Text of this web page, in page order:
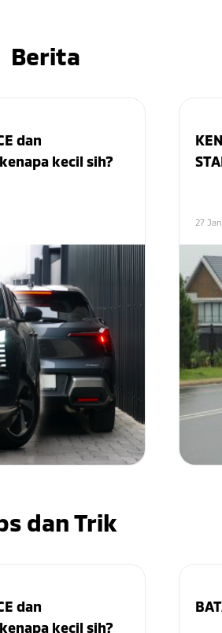
Berita
dan
kenapa kecil sih?
27
dan Trik
dan
kenapa kecil sih?